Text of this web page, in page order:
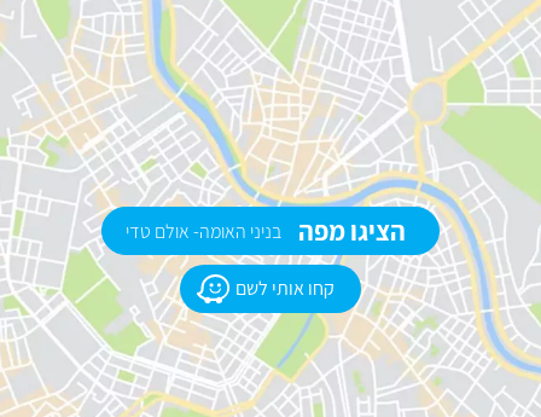
קחו אותי לשם
הציגו מפה בניני האומה- אולם טדי